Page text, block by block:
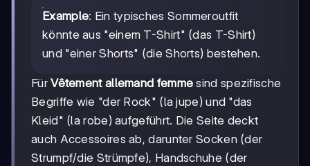
Example: Ein typisches Sommeroutfit
könnte aus "einem T-Shirt" (das T-Shirt)
und "einer Shorts" (die Shorts) bestehen.
FürVêtement allemand femme sind spezifische
Begriffe wie "der Rock" (la jupe) und "das
Kleid" (la robe) aufgeführt. Die Seite deckt
auch Accessoires ab, darunter Socken (der
Strumpf/die Strümpfe), Handschuhe (der